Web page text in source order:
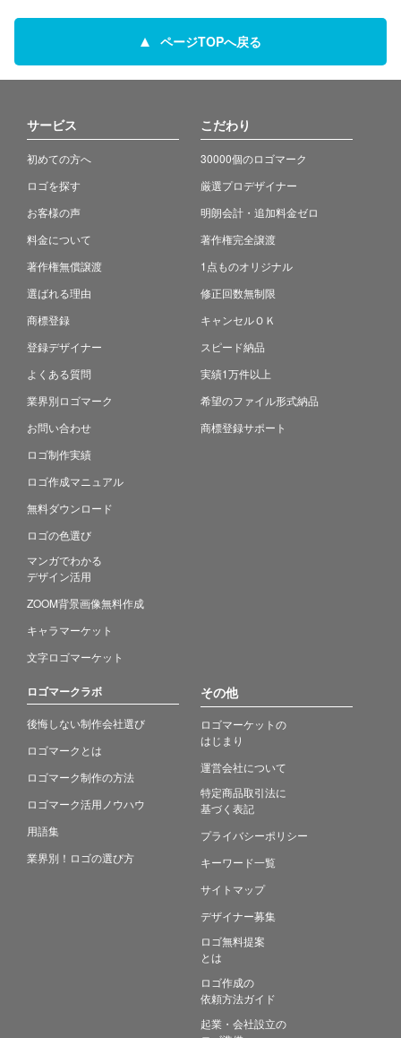
ページTOPへ戻る
サービス
初めての方へ
ロゴを探す
お客様の声
料金について
著作権無償譲渡
選ばれる理由
商標登録
登録デザイナー
よくある質問
業界別ロゴマーク
お問い合わせ
ロゴ制作実績
ロゴ作成マニュアル
無料ダウンロード
ロゴの色選び
マンガでわかる
デザイン活用
ZOOM背景画像無料作成
キャラマーケット
文字ロゴマーケット
こだわり
30000個のロゴマーク
厳選プロデザイナー
明朗会計・追加料金ゼロ
著作権完全譲渡
1点ものオリジナル
修正回数無制限
キャンセルＯＫ
スピード納品
実績1万件以上
希望のファイル形式納品
商標登録サポート
ロゴマークラボ
後悔しない制作会社選び
ロゴマークとは
ロゴマーク制作の方法
ロゴマーク活用ノウハウ
用語集
業界別！ロゴの選び方
その他
ロゴマーケットの
はじまり
運営会社について
特定商品取引法に
基づく表記
プライバシーポリシー
キーワード一覧
サイトマップ
デザイナー募集
ロゴ無料提案
とは
ロゴ作成の
依頼方法ガイド
起業・会社設立の